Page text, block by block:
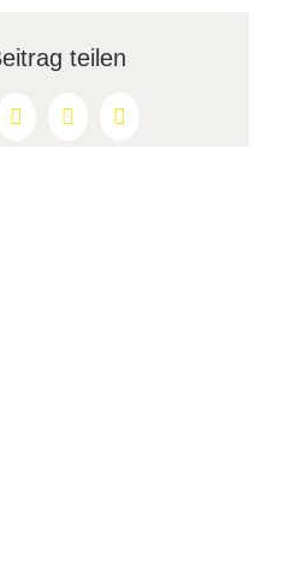
teilen
RedditLinkedInPinterest